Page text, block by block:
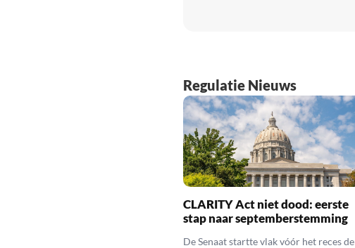
Regulatie Nieuws
CLARITY Act niet dood: eerste
stap naar septemberstemming
De Senaat startte vlak vóór het reces de